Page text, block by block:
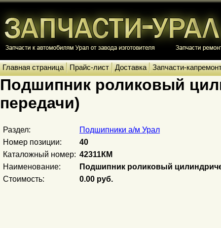
Главная страница Прайс-лист Доставка Запчасти-
Подшипник роликовый
передачи)
Раздел:
Подшипники а/м Урал
Номер позиции:
40
Каталожный номер: 42311КМ
Наименование:
Подшипник роликовый
Стоимость:
0.00 руб.